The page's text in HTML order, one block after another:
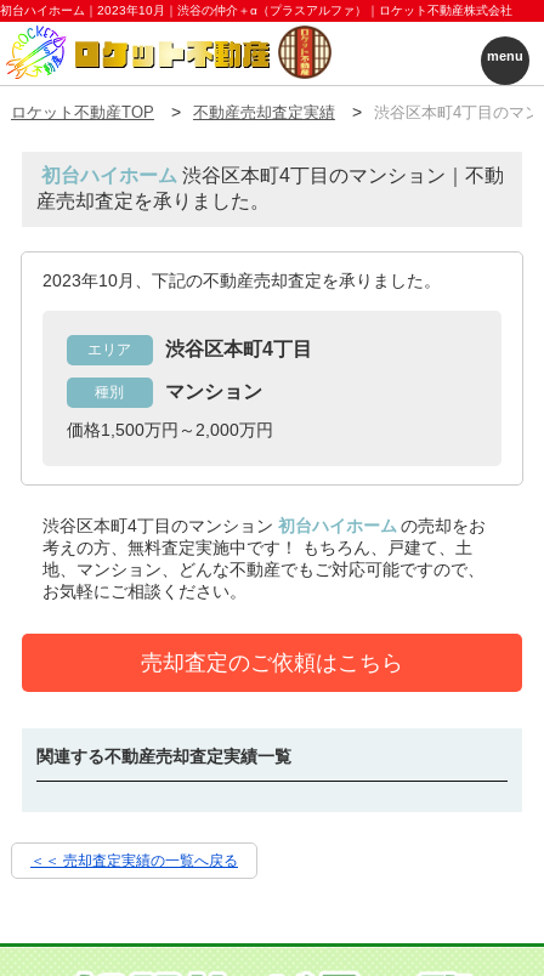
初台ハイホーム｜2023年10月｜渋谷の仲介＋α（プラスアルファ）｜ロケット不動産株式会社
menu
ロケット不動産TOP 不動産売却査定実績 渋谷区本町4丁目のマ
初台ハイホーム 渋谷区本町4丁目のマンション｜不動
産売却査定を承りました。
2023年10月、下記の不動産売却査定を承りました。
エリア 渋谷区本町4丁目
種別 マンション
価格1,500万円～2,000万円
渋谷区本町4丁目のマンション 初台ハイホーム の売却をお
考えの方、無料査定実施中です！
もちろん、戸建て、土
地、マンション、どんな不動産でもご対応可能ですので、
お気軽にご相談ください。
売却査定のご依頼はこちら
関連する不動産売却査定実績一覧
＜＜ 売却査定実績の一覧へ戻る